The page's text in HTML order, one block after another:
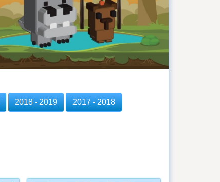
2018 - 2019 2017 - 2018